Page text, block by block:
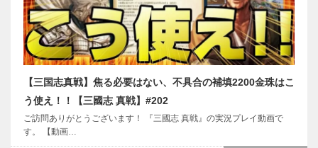
【三国志真戦】焦る必要はない、不具合の補填2200金珠はこ
う使え！！【三國志 真戦】#202
ご訪問ありがとうございます！ 『三國志 真戦』の実況プレイ動画で
す。 【動画…